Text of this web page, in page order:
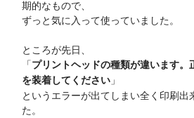
期的なもので、
ずっと気に入って使っていました。
ところが先日、
「プリントヘッドの種類が違います。
を装着してください 」
というエラーが出てしまい全く印刷出
た。